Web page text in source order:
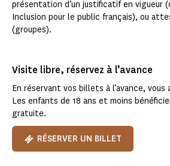
présentation d’un justificatif en vigueur
Inclusion pour le public français), ou
(groupes).
Visite libre, réservez à l’avance
En réservant vos billets à l’avance, vous
Les enfants de 18 ans et moins
gratuite.
RÉSERVER UN BILLET